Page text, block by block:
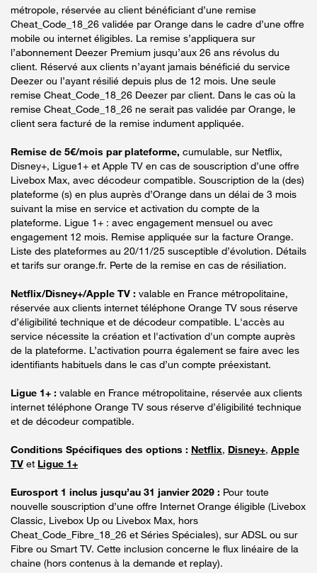
métropole, réservée au client bénéficiant d’une remise
Cheat_Code_18_26 validée par Orange dans le cadre d’une offre
mobile ou internet éligibles. La remise s’appliquera sur
l’abonnement Deezer Premium jusqu’aux 26 ans révolus du
client. Réservé aux clients n’ayant jamais bénéficié du service
Deezer ou l’ayant résilié depuis plus de 12 mois. Une seule
remise Cheat_Code_18_26 Deezer par client. Dans le cas où la
remise Cheat_Code_18_26 ne serait pas validée par Orange, le
client sera facturé de la remise indument appliquée.
Remise de 5€/mois par plateforme, cumulable, sur Netflix,
Disney+, Ligue1+ et Apple TV en cas de souscription d’une offre
Livebox Max, avec décodeur compatible. Souscription de la (des)
plateforme (s) en plus auprès d’Orange dans un délai de 3 mois
suivant la mise en service et activation du compte de la
plateforme. Ligue 1+ : avec engagement mensuel ou avec
engagement 12 mois. Remise appliquée sur la facture Orange.
Liste des plateformes au 20/11/25 susceptible d’évolution. Détails
et tarifs sur orange.fr. Perte de la remise en cas de résiliation.
Netflix/Disney+/Apple TV : valable en France métropolitaine,
réservée aux clients internet téléphone Orange TV sous réserve
d’éligibilité technique et de décodeur compatible. L'accès au
service nécessite la création et l'activation d'un compte auprès
de la plateforme. L’activation pourra également se faire avec les
identifiants habituels dans le cas d’un compte préexistant.
Ligue 1+ : valable en France métropolitaine, réservée aux clients
internet téléphone Orange TV sous réserve d’éligibilité technique
et de décodeur compatible.
Conditions Spécifiques des options : Netflix, Disney+, Apple
TV et Ligue 1+
Eurosport 1 inclus jusqu’au 31 janvier 2029 : Pour toute
nouvelle souscription d’une offre Internet Orange éligible (Livebox
Classic, Livebox Up ou Livebox Max, hors
Cheat_Code_Fibre_18_26 et Séries Spéciales), sur ADSL ou sur
Fibre ou Smart TV. Cette inclusion concerne le flux linéaire de la
chaine (hors contenus à la demande et replay).